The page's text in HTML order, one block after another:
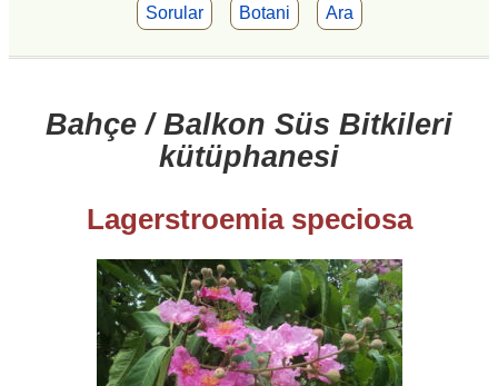
Sorular Botani Ara
Bahçe / Balkon Süs Bitkileri
kütüphanesi
Lagerstroemia speciosa